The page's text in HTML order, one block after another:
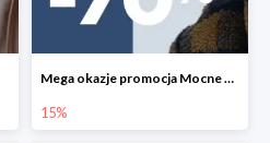
Mega okazje promocja Mocne marki do -70%
15%